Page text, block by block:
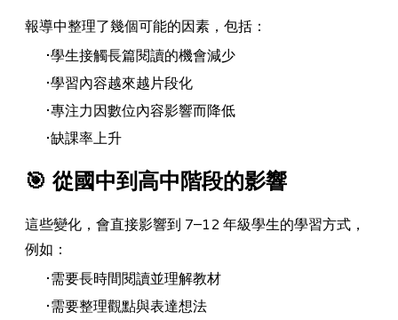
報導中整理了幾個可能的因素，包括：
學生接觸長篇閱讀的機會減少
學習內容越來越片段化
專注力因數位內容影響而降低
缺課率上升
​🎯 從國中到高中階段的影響
這些變化，會直接影響到 7–12 年級學生的學習方式，
例如：
需要長時間閱讀並理解教材
需要整理觀點與表達想法